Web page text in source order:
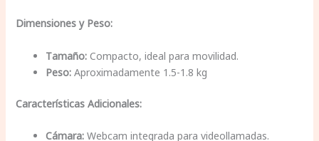
Dimensiones y Peso:
Tamaño:Compacto, ideal para movilidad.
Peso:Aproximadamente 1.5-1.8 kg
Características Adicionales:
Cámara:Webcam integrada para videollamadas.